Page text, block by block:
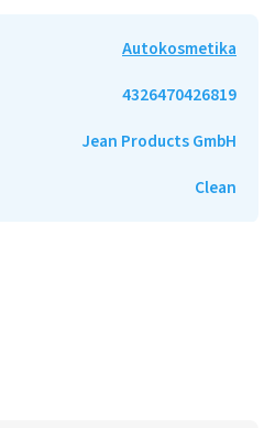
Autokosmetika
4326470426819
Jean Products GmbH
Clean